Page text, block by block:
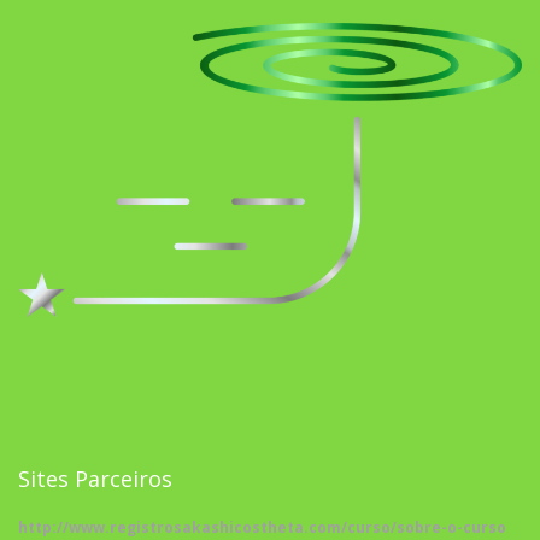
Sites Parceiros
http://www.registrosakashicostheta.com/curso/sobre-o-curso